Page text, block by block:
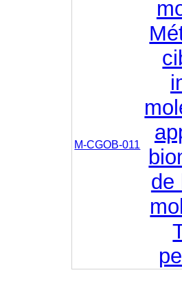
M-CGOB-011
de